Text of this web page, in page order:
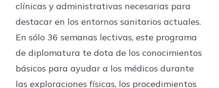
clínicas y administrativas necesarias para
destacar en los entornos sanitarios actuales.
En sólo 36 semanas lectivas, este programa
de diplomatura te dota de los conocimientos
básicos para ayudar a los médicos durante
las exploraciones físicas, los procedimientos